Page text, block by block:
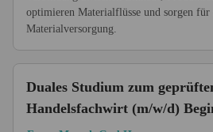
optimieren Materialflüsse und sorgen
Materialversorgung.
Duales Studium zum
Handelsfachwirt (m/w/d)